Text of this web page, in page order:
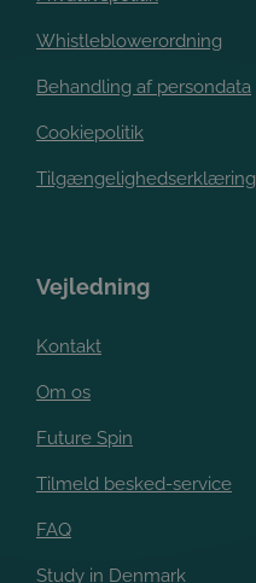
Whistleblowerordning
Behandling af persondata
Cookiepolitik
Tilgængelighedserklæring
Vejledning
Kontakt
Om os
Future Spin
Tilmeld besked-service
FAQ
Study in Denmark